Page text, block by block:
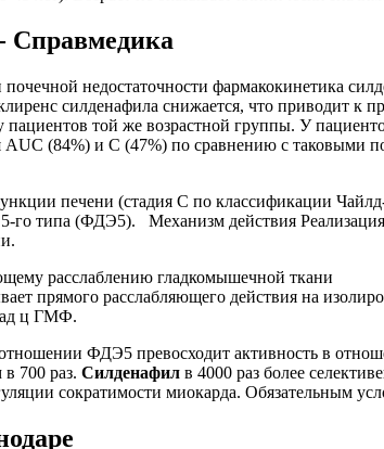
Справмедика
недостаточности фармакокинетика
силденафила снижается, что приводит к
той же возрастной группы. У
(84%) и С (47%) по сравнению с таковыми
печени (стадия С по классификации
типа (ФДЭ5). Механизм действия
расслаблению гладкомышечной ткани
прямого расслабляющего действия на
ц ГМФ.
ФДЭ5 превосходит активность в
700 раз. Силденафил в 4000 раз более
сократимости миокарда. Обязательным